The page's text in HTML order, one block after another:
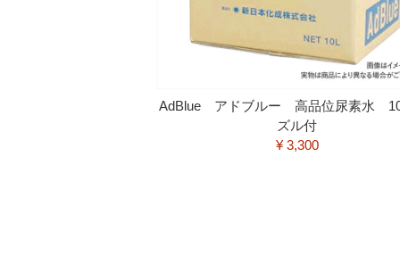
AdBlue アドブルー 高品位尿素水
ズル付
¥ 3,300